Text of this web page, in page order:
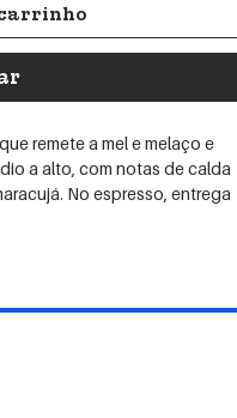
remete a mel e melaço e
a alto, com notas de calda
No espresso, entrega